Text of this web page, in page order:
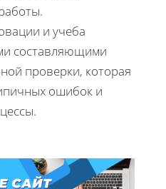
и учеба
составляющими
проверки, которая
ошибок и